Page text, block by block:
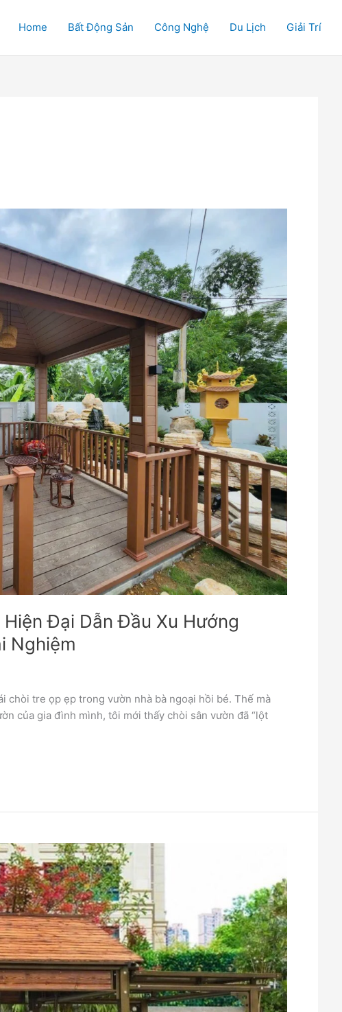
Home Bất Động Sản Công Nghệ Du Lịch Giải Trí
Đại Dẫn Đầu Xu Hướng
Nghiệm
chòi tre ọp ẹp trong vườn nhà bà ngoại hồi bé. Thế mà
của gia đình mình, tôi mới thấy chòi sân vườn đã “lột